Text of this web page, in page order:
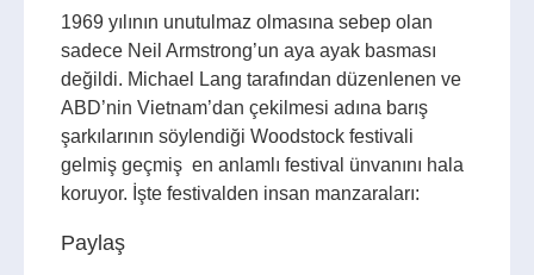
1969 yılının unutulmaz olmasına sebep olan
sadece Neil Armstrong’un aya ayak basması
değildi. Michael Lang tarafından düzenlenen ve
ABD’nin Vietnam’dan çekilmesi adına barış
şarkılarının söylendiği Woodstock festivali
gelmiş geçmiş en anlamlı festival ünvanını hala
koruyor. İşte festivalden insan manzaraları:
Paylaş